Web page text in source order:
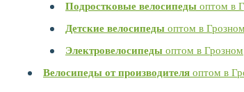
Подростковые велосипеды оптом в
Детские велосипеды оптом в Грозном
Электровелосипеды оптом в Грозном
Велосипеды от производителя оптом в